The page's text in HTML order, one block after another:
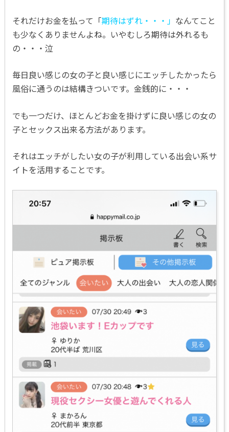
それだけお金を払って「期待はずれ・・・」 なんてこと
も少なくありませんよね。いやむしろ期待は外れるも
の・・・泣
毎日良い感じの女の子と良い感じにエッチしたかったら
風俗に通うのは結構きついです。金銭的に・・・
でも一つだけ、ほとんどお金を掛けずに良い感じの女の
子とセックス出来る方法があります。
それはエッチがしたい女の子が利用している出会い系サ
イトを活用することです。